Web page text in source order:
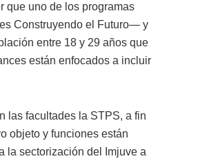
que uno de los programas
Construyendo el Futuro— y
entre 18 y 29 años que
están enfocados a incluir
las facultades la STPS, a fin
objeto y funciones están
la sectorización del Imjuve a